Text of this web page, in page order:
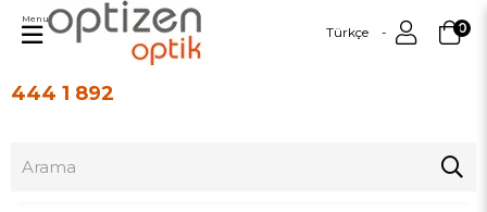
444 1 892
Türkçe 0
Menu